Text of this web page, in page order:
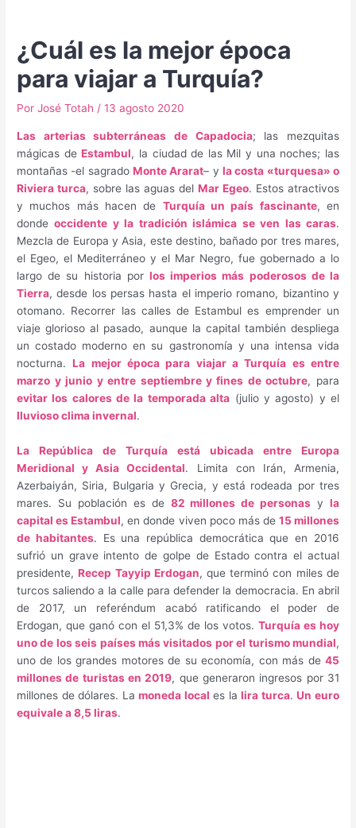
¿Cuál es la mejor época
para viajar a Turquía?
PorJosé Totah /13 agosto 2020
Las arterias subterráneas de Capadocia; las mezquitas
mágicas deEstambul, la ciudad de las Mil y una noches; las
montañas -el sagradoMonte Ararat– y la costa «turquesa» o
Riviera turca, sobre las aguas del Mar Egeo. Estos atractivos
y muchos más hacen de Turquía un país fascinante, en
dondeoccidente y la tradición islámica se ven las caras.
Mezcla de Europa y Asia, este destino, bañado por tres mares,
el Egeo, el Mediterráneo y el Mar Negro, fue gobernado a lo
largo de su historia por los imperios más poderosos de la
Tierra, desde los persas hasta el imperio romano, bizantino y
otomano. Recorrer las calles de Estambul es emprender un
viaje glorioso al pasado, aunque la capital también despliega
un costado moderno en su gastronomía y una intensa vida
nocturna.La mejor época para viajar a Turquía es entre
marzo y junio y entre septiembre y fines de octubre, para
evitar los calores de la temporada alta (julio y agosto) y el
lluvioso clima invernal.
La República de Turquía está ubicada entre Europa
Meridional y Asia Occidental. Limita con Irán, Armenia,
Azerbaiyán, Siria, Bulgaria y Grecia, y está rodeada por tres
mares. Su población es de 82 millones de personas y la
capital es Estambul, en donde viven poco más de 15 millones
de habitantes. Es una república democrática que en 2016
sufrió un grave intento de golpe de Estado contra el actual
presidente,Recep Tayyip Erdogan, que terminó con miles de
turcos saliendo a la calle para defender la democracia. En abril
de 2017, un referéndum acabó ratificando el poder de
Erdogan, que ganó con el 51,3% de los votos. Turquía es hoy
uno de los seis países más visitados por el turismo mundial,
uno de los grandes motores de su economía, con más de 45
millones de turistas en 2019, que generaron ingresos por 31
millones de dólares. Lamoneda local es lalira turca.Un euro
equivale a 8,5 liras.